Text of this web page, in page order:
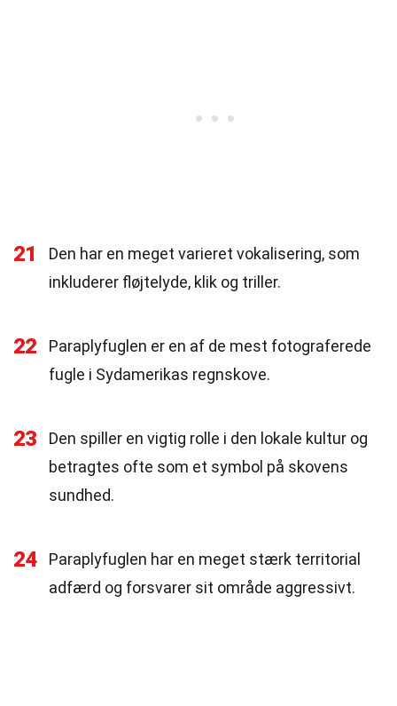
21
Den har en meget varieret vokalisering, som
inkluderer fløjtelyde, klik og triller.
22
Paraplyfuglen er en af de mest fotograferede
fugle i Sydamerikas regnskove.
23
Den spiller en vigtig rolle i den lokale kultur og
betragtes ofte som et symbol på skovens
sundhed.
24
Paraplyfuglen har en meget stærk territorial
adfærd og forsvarer sit område aggressivt.